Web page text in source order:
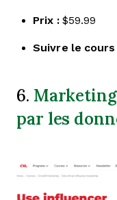
Prix :$59.99
Suivre le cours
6.
par les